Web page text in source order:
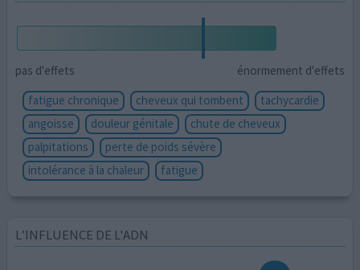
pas d'effets
énormement d'effets
fatigue chronique
cheveux qui tombent
tachycardie
angoisse
douleur génitale
chute de cheveux
palpitations
perte de poids sévère
intolérance à la chaleur
fatigue
L’INFLUENCE DE L'ADN